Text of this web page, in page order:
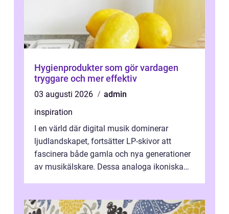
Hygienprodukter som gör vardagen
tryggare och mer effektiv
03 augusti 2026
admin
inspiration
I en värld där digital musik dominerar
ljudlandskapet, fortsätter LP-skivor att
fascinera både gamla och nya generationer
av musikälskare. Dessa analoga ikoniska